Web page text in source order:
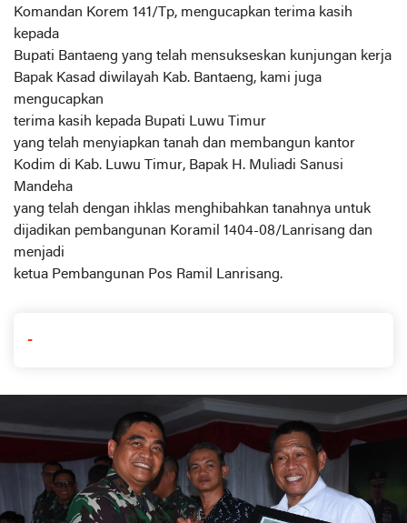
Komandan Korem 141/Tp, mengucapkan terima kasih
kepada
Bupati Bantaeng yang telah mensukseskan kunjungan kerja
Bapak Kasad diwilayah Kab. Bantaeng, kami juga
mengucapkan
terima kasih kepada Bupati Luwu Timur
yang telah menyiapkan tanah dan membangun kantor
Kodim di Kab. Luwu Timur, Bapak H. Muliadi Sanusi
Mandeha
yang telah dengan ihklas menghibahkan tanahnya untuk
dijadikan pembangunan Koramil 1404-08/Lanrisang dan
menjadi
ketua Pembangunan Pos Ramil Lanrisang.
-